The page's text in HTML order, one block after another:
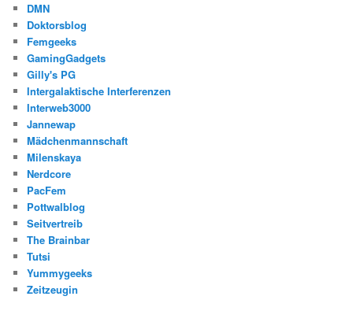
DMN
Doktorsblog
Femgeeks
GamingGadgets
Gilly's PG
Intergalaktische Interferenzen
Interweb3000
Jannewap
Mädchenmannschaft
Milenskaya
Nerdcore
PacFem
Pottwalblog
Seitvertreib
The Brainbar
Tutsi
Yummygeeks
Zeitzeugin